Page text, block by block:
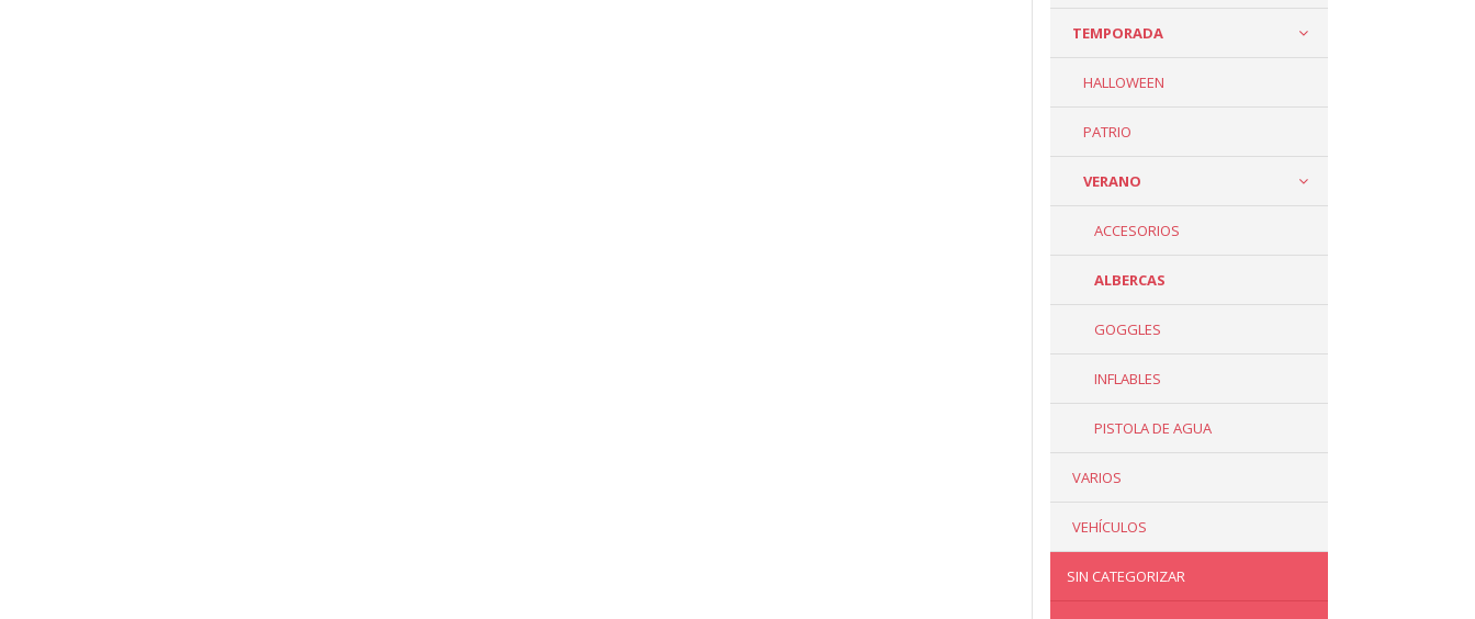
TEMPORADA
HALLOWEEN
PATRIO
VERANO
ACCESORIOS
ALBERCAS
GOGGLES
INFLABLES
PISTOLA DE AGUA
VARIOS
VEHÍCULOS
SIN CATEGORIZAR